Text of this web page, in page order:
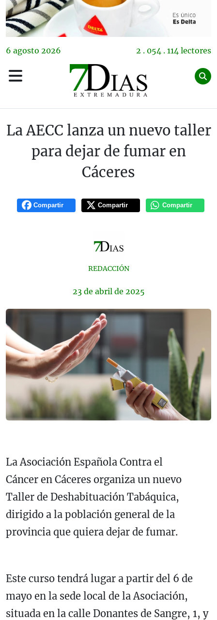
6 agosto 2026 2 . 054 . 114 lectores
La AECC lanza un nuevo taller
para dejar de fumar en
Cáceres
Compartir Compartir Compartir
REDACCIÓN
23 de abrilde 2025
La Asociación Española Contra el
Cáncer en Cáceres organiza un nuevo
Taller de Deshabituación Tabáquica,
dirigido a la población general de la
provincia que quiera dejar de fumar.
Este curso tendrá lugar a partir del 6 de
mayo en la sede local de la Asociación,
situada en la calle Donantes de Sangre, 1, y